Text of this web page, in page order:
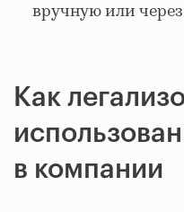
вручную или
Как
в компании